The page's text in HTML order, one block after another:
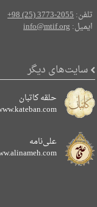
تلفن:+98 (25) 3773-2055
ایمیل:info@mtif.org
سایت‌های دیگر
حلقه کاتبان
علی‌نامه